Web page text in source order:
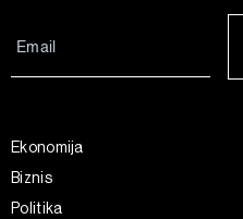
Ekonomija
Biznis
Politika